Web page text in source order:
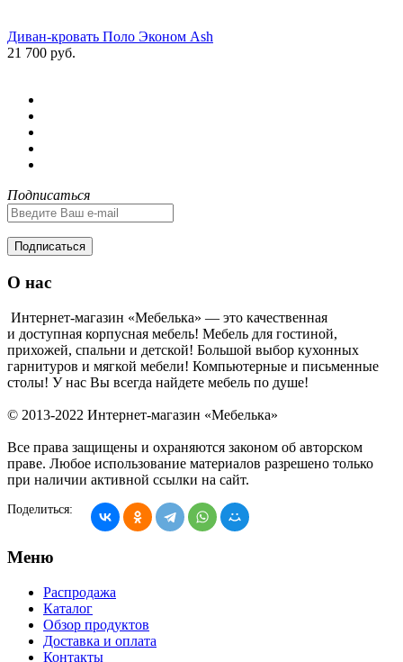
Диван-кровать Поло Эконом Ash
21 700 руб.
Подписаться
Подписаться
О нас
Интернет-магазин «Мебелька» — это качественная
и доступная корпусная мебель! Мебель для гостиной,
прихожей, спальни и детской! Большой выбор кухонных
гарнитуров и мягкой мебели! Компьютерные и письменные
столы! У нас Вы всегда найдете мебель по душе!
© 2013-2022 Интернет-магазин «Мебелька»
Все права защищены и охраняются законом об авторском
праве. Любое использование материалов разрешено только
при наличии активной ссылки на сайт.
Поделиться:
Меню
Распродажа
Каталог
Обзор продуктов
Доставка и оплата
Контакты